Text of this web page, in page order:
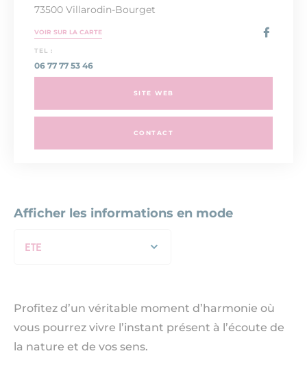
Afficher les informations en mode
ETE
Profitez d’un véritable moment d’harmonie où
vous pourrez vivre l’instant présent à l’écoute de
la nature et de vos sens.
73500 Villarodin-Bourget
VOIR SUR LA CARTE
TEL :
06 77 77 53 46
SITE WEB
CONTACT